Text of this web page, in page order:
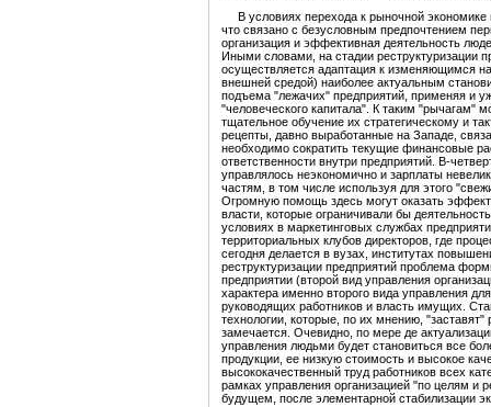
В условиях перехода к рыночной экономике
что связано с безусловным предпочтением
организация и эффективная деятельность
Иными словами, на стадии реструктуризации
осуществляется адаптация к изменяющимся
внешней средой) наиболее актуальным
подъема "лежачих" предприятий, применяя и
"человеческого капитала". К таким "рычагам"
тщательное обучение их стратегическому и
рецепты, давно выработанные на Западе,
необходимо сократить текущие финансовые
ответственности внутри предприятий. В-
управлялось неэкономично и зарплаты
частям, в том числе используя для этого
Огромную помощь здесь могут оказать
власти, которые ограничивали бы
условиях в маркетинговых службах
территориальных клубов директоров, где
сегодня делается в вузах, институтах
реструктуризации предприятий проблема
предприятии (второй вид управления
характера именно второго вида управления
руководящих работников и власть имущих.
технологии, которые, по их мнению,
замечается. Очевидно, по мере де
управления людьми будет становиться все
продукции, ее низкую стоимость и высокое
высококачественный труд работников всех
рамках управления организацией "по целям и
будущем, после элементарной стабилизации